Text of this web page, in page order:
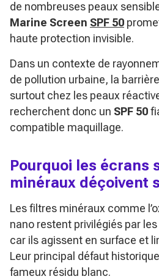
de nombreuses peaux
Marine Screen SPF 50
haute protection invisible.
Dans un contexte de
de pollution urbaine, la
surtout chez les peaux
recherchent donc un SPF 50
compatible maquillage.
Pourquoi les écrans
minéraux déçoivent
Les filtres minéraux comme
nano restent privilégiés par les
car ils agissent en surface et
Leur principal défaut
fameux résidu blanc.